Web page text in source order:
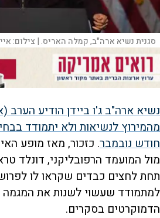
סגנית נשיא ארה"ב, קמלה האריס. | צילום:
נשיא ארה"ב ג'ו ביידן הודיע הערב
מהמירוץ לנשיאות ולא יתמודד
חודש נובמבר. כזכור, מאז מופע
מול המועמד הרפובליקני, דונלד
תחת לחצים כבדים שקראו לו
למתמודד שעשוי לשנות את המגמה
הדמוקרטים בסקרים.